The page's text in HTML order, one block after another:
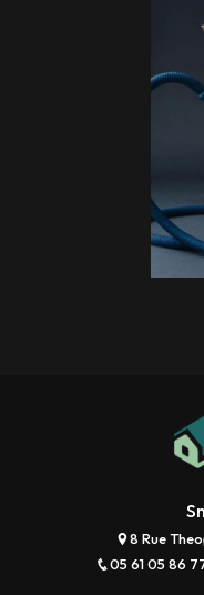
8 Rue
05 61 05 86